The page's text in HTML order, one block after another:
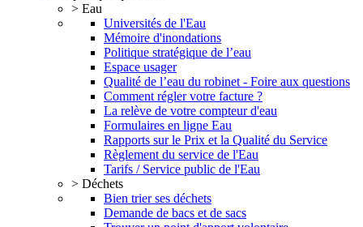
> Eau
Universités de l'Eau
Mémoire d'inondations
Politique stratégique de l’eau
Espace usager
Qualité de l’eau du robinet - Foire aux questions
Comment régler votre facture ?
La relève de votre compteur d'eau
Formulaires en ligne Eau
Rapports sur le Prix et la Qualité du Service
Règlement du service de l'Eau
Tarifs / Service public de l'Eau
> Déchets
Bien trier ses déchets
Demande de bacs et de sacs